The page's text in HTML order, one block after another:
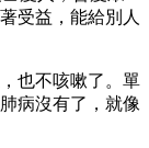
受益，能給別人
也不咳嗽了。單
病沒有了，就像